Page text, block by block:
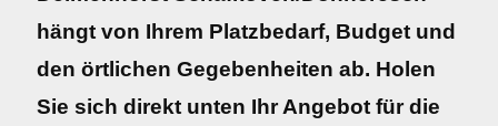
hängt von Ihrem Platzbedarf, Budget und
den örtlichen Gegebenheiten ab. Holen
Sie sich direkt unten Ihr Angebot für die